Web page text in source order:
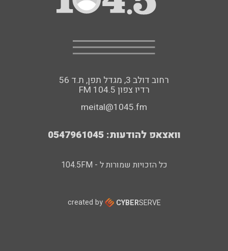
רחוב דולב 3, מגדל תפן, ת.ד 56
FM רדיו צפון 104.5
meital@1045.fm
וואצאפ להודעות: 0547961045
כל הזכויות שמורות ל - 104.5FM
created by CYBERSERVE